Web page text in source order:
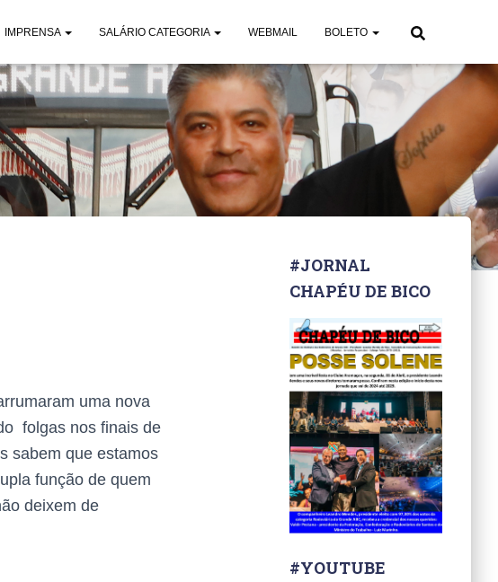
IMPRENSA SALÁRIO CATEGORIA WEBMAIL BOLETO
uma nova
folgas nos finais de
sabem que estamos
função de quem
deixem de
#JORNAL
CHAPÉU DE BICO
#YOUTUBE